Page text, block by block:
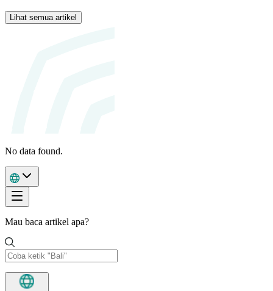
Lihat semua artikel
No data found.
Mau baca artikel apa?